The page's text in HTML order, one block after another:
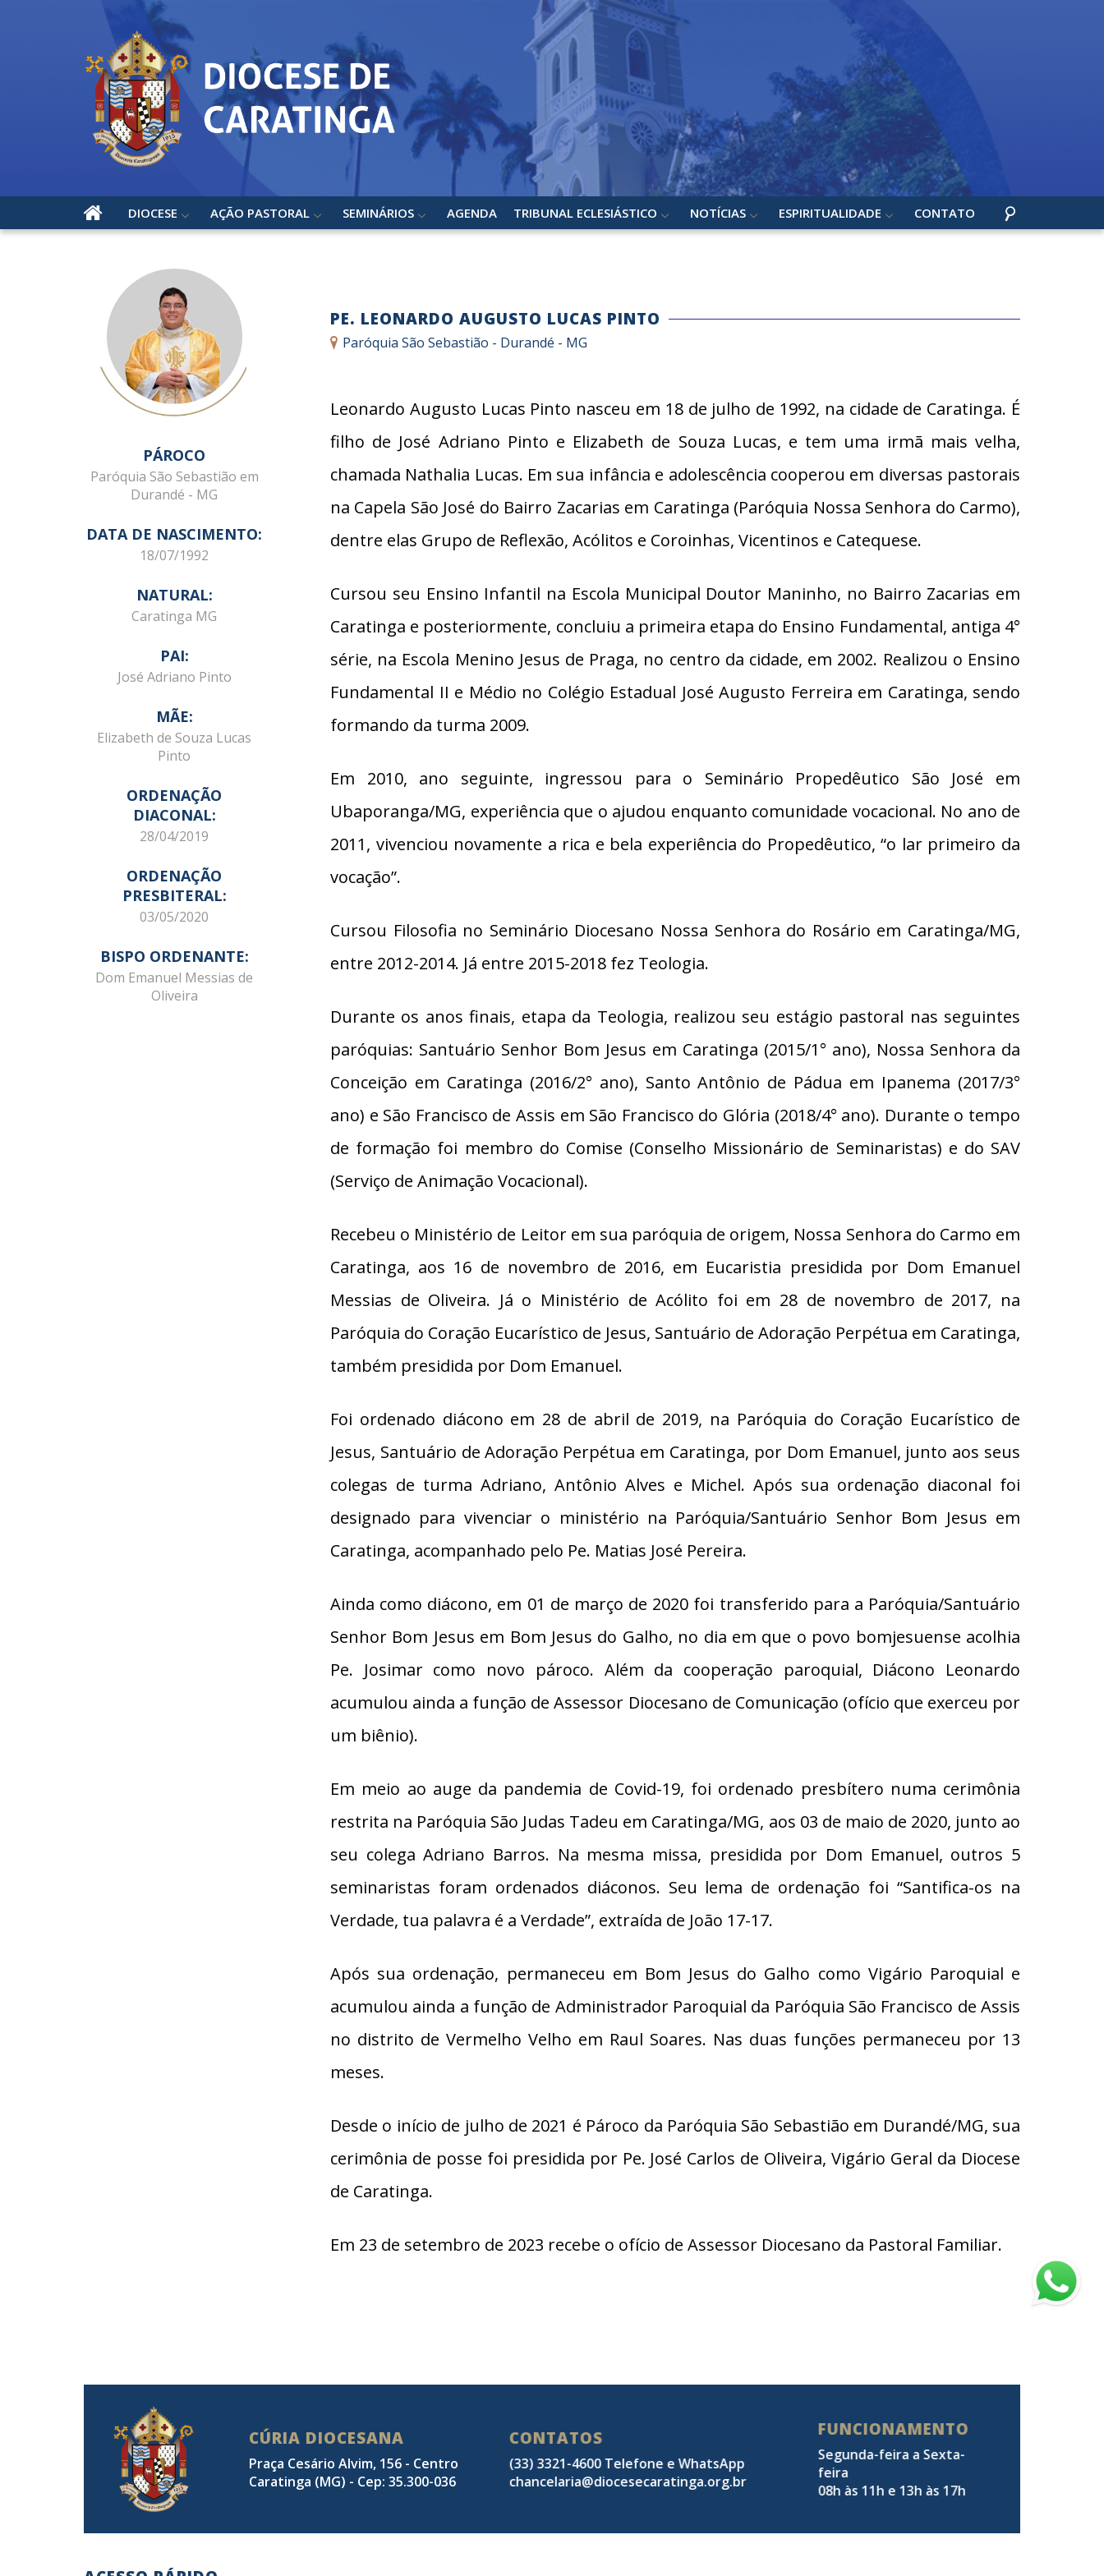
DIOCESE AÇÃO PASTORAL SEMINÁRIOS AGENDA TRIBUNAL ECLESIÁSTICO NOTÍCIAS ESPIRITUALIDADE CONTATO
PÁROCO
Paróquia São Sebastião em
Durandé - MG
DATA DE NASCIMENTO:
18/07/1992
NATURAL:
Caratinga MG
PAI:
José Adriano Pinto
MÃE:
Elizabeth de Souza Lucas
Pinto
ORDENAÇÃO
DIACONAL:
28/04/2019
ORDENAÇÃO
PRESBITERAL:
03/05/2020
BISPO ORDENANTE:
Dom Emanuel Messias de
Oliveira
PE. LEONARDO AUGUSTO LUCAS PINTO
Paróquia São Sebastião - Durandé - MG
Leonardo Augusto Lucas Pinto nasceu em 18 de julho de 1992, na cidade de Caratinga. É
filho de José Adriano Pinto e Elizabeth de Souza Lucas, e tem uma irmã mais velha,
chamada Nathalia Lucas. Em sua infância e adolescência cooperou em diversas pastorais
na Capela São José do Bairro Zacarias em Caratinga (Paróquia Nossa Senhora do Carmo),
dentre elas Grupo de Reflexão, Acólitos e Coroinhas, Vicentinos e Catequese.
Cursou seu Ensino Infantil na Escola Municipal Doutor Maninho, no Bairro Zacarias em
Caratinga e posteriormente, concluiu a primeira etapa do Ensino Fundamental, antiga 4°
série, na Escola Menino Jesus de Praga, no centro da cidade, em 2002. Realizou o Ensino
Fundamental II e Médio no Colégio Estadual José Augusto Ferreira em Caratinga, sendo
formando da turma 2009.
Em 2010, ano seguinte, ingressou para o Seminário Propedêutico São José em
Ubaporanga/MG, experiência que o ajudou enquanto comunidade vocacional. No ano de
2011, vivenciou novamente a rica e bela experiência do Propedêutico, “o lar primeiro da
vocação”.
Cursou Filosofia no Seminário Diocesano Nossa Senhora do Rosário em Caratinga/MG,
entre 2012-2014. Já entre 2015-2018 fez Teologia.
Durante os anos finais, etapa da Teologia, realizou seu estágio pastoral nas seguintes
paróquias: Santuário Senhor Bom Jesus em Caratinga (2015/1° ano), Nossa Senhora da
Conceição em Caratinga (2016/2° ano), Santo Antônio de Pádua em Ipanema (2017/3°
ano) e São Francisco de Assis em São Francisco do Glória (2018/4° ano). Durante o tempo
de formação foi membro do Comise (Conselho Missionário de Seminaristas) e do SAV
(Serviço de Animação Vocacional).
Recebeu o Ministério de Leitor em sua paróquia de origem, Nossa Senhora do Carmo em
Caratinga, aos 16 de novembro de 2016, em Eucaristia presidida por Dom Emanuel
Messias de Oliveira. Já o Ministério de Acólito foi em 28 de novembro de 2017, na
Paróquia do Coração Eucarístico de Jesus, Santuário de Adoração Perpétua em Caratinga,
também presidida por Dom Emanuel.
Foi ordenado diácono em 28 de abril de 2019, na Paróquia do Coração Eucarístico de
Jesus, Santuário de Adoração Perpétua em Caratinga, por Dom Emanuel, junto aos seus
colegas de turma Adriano, Antônio Alves e Michel. Após sua ordenação diaconal foi
designado para vivenciar o ministério na Paróquia/Santuário Senhor Bom Jesus em
Caratinga, acompanhado pelo Pe. Matias José Pereira.
Ainda como diácono, em 01 de março de 2020 foi transferido para a Paróquia/Santuário
Senhor Bom Jesus em Bom Jesus do Galho, no dia em que o povo bomjesuense acolhia
Pe. Josimar como novo pároco. Além da cooperação paroquial, Diácono Leonardo
acumulou ainda a função de Assessor Diocesano de Comunicação (ofício que exerceu por
um biênio).
Em meio ao auge da pandemia de Covid-19, foi ordenado presbítero numa cerimônia
restrita na Paróquia São Judas Tadeu em Caratinga/MG, aos 03 de maio de 2020, junto ao
seu colega Adriano Barros. Na mesma missa, presidida por Dom Emanuel, outros 5
seminaristas foram ordenados diáconos. Seu lema de ordenação foi “Santifica-os na
Verdade, tua palavra é a Verdade”, extraída de João 17-17.
Após sua ordenação, permaneceu em Bom Jesus do Galho como Vigário Paroquial e
acumulou ainda a função de Administrador Paroquial da Paróquia São Francisco de Assis
no distrito de Vermelho Velho em Raul Soares. Nas duas funções permaneceu por 13
meses.
Desde o início de julho de 2021 é Pároco da Paróquia São Sebastião em Durandé/MG, sua
cerimônia de posse foi presidida por Pe. José Carlos de Oliveira, Vigário Geral da Diocese
de Caratinga.
Em 23 de setembro de 2023 recebe o ofício de Assessor Diocesano da Pastoral Familiar.
CÚRIA DIOCESANA
Praça Cesário Alvim, 156 - Centro
Caratinga (MG) - Cep: 35.300-036
CONTATOS
(33) 3321-4600 Telefone e WhatsApp
chancelaria@diocesecaratinga.org.br
FUNCIONAMENTO
Segunda-feira a Sexta-
feira
08h às 11h e 13h às 17h